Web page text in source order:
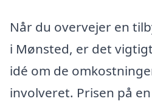
Når du overvejer en
i Mønsted, er det
idé om de
involveret. Prisen på